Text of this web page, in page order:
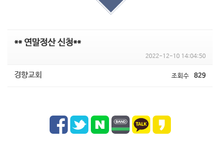
** 연말정산 신청**
2022-12-10 14:04:50
경향교회 조회수 829